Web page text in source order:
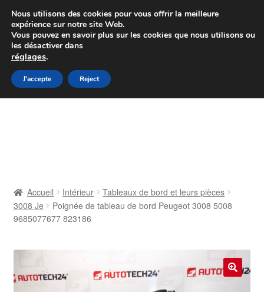
Colissimo livraison à partir de 7 EUR
Du lundi au vendredi de 9 h à 16 h
Aller
à
Aller
au
Contact
Livraison internationale
Accueil Intérieur
Tableaux de bord et leurs pièces
3008 Je
Poignée de tableau de bord Peugeot 3008 5008
9685077677 823186
Nous utilisons des cookies pour vous offrir la meilleure
expérience sur notre site Web.
Vous pouvez en savoir plus sur les cookies que nous utilisons ou
les désactiver dans
réglages.
J'accepte Reject